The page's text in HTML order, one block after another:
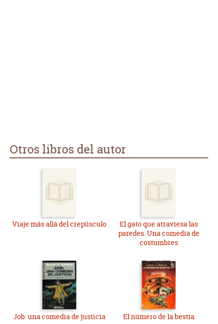
Otros libros del autor
Viaje más allá del crepúsculo
El gato que atraviesa las
paredes. Una comedia de
costumbres
Job: una comedia de justicia El número de la bestia